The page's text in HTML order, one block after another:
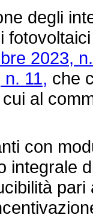
degli
2023,
11, che
al
con
integrale